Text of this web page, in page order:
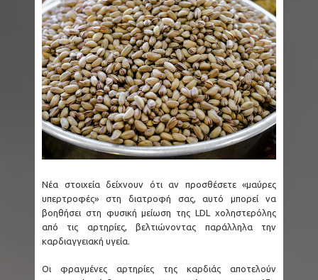
Σοβαρή αλλαγή από την Πέμπτη λόγω
συστήματος Ωμέγα Εμποδισμού
Ουαλία: Σπάνια χελώνα που ξεβράστηκε
ετοιμοθάνατη σε παραλία ετοιμάζεται να
επιστρέψει μετά από 3 χρόνια στον Κόλπο του
Νίκος Καλογερόπουλος: Πέθανε στα 74 του
χρόνια ο σπουδαίος ηθοποιός
Νέα στοιχεία δείχνουν ότι αν προσθέσετε «μαύρες
υπερτροφές» στη διατροφή σας, αυτό μπορεί να
βοηθήσει στη φυσική μείωση της LDL χοληστερόλης
από τις αρτηρίες, βελτιώνοντας παράλληλα την
καρδιαγγειακή υγεία.
Οι φραγμένες αρτηρίες της καρδιάς αποτελούν